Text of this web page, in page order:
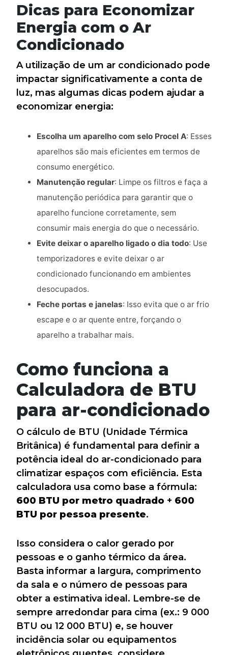
Dicas para Economizar
Energia com o Ar
Condicionado
A utilização de um ar condicionado pode
impactar significativamente a conta de
luz, mas algumas dicas podem ajudar a
economizar energia:
Escolha um aparelho com selo Procel A: Esses
aparelhos são mais eficientes em termos de
consumo energético.
Manutenção regular: Limpe os filtros e faça a
manutenção periódica para garantir que o
aparelho funcione corretamente, sem
consumir mais energia do que o necessário.
Evite deixar o aparelho ligado o dia todo: Use
temporizadores e evite deixar o ar
condicionado funcionando em ambientes
desocupados.
Feche portas e janelas: Isso evita que o ar frio
escape e o ar quente entre, forçando o
aparelho a trabalhar mais.
Como funciona a
Calculadora de BTU
para ar-condicionado
O cálculo de BTU (Unidade Térmica
Britânica) é fundamental para definir a
potência ideal do ar-condicionado para
climatizar espaços com eficiência. Esta
calculadora usa como base a fórmula:
600 BTU por metro quadrado + 600
BTU por pessoa presente.
Isso considera o calor gerado por
pessoas e o ganho térmico da área.
Basta informar a largura, comprimento
da sala e o número de pessoas para
obter a estimativa ideal. Lembre-se de
sempre arredondar para cima (ex.: 9 000
BTU ou 12 000 BTU) e, se houver
incidência solar ou equipamentos